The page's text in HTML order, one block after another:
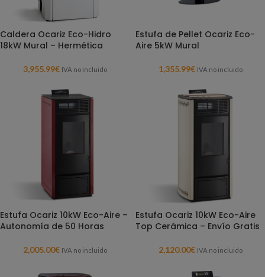
Caldera Ocariz Eco-Hidro
18kW Mural – Hermética
3,955.99€ IVA no incluido
Estufa de Pellet Ocariz Eco-
Aire 5kW Mural
1,355.99€ IVA no incluido
Estufa Ocariz 10kW Eco-Aire –
Autonomía de 50 Horas
2,005.00€ IVA no incluido
Estufa Ocariz 10kW Eco-Aire
Top Cerámica – Envío Gratis
2,120.00€ IVA no incluido